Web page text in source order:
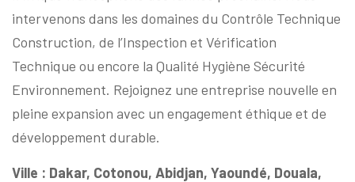
intervenons dans les domaines du Contrôle Technique
Construction, de l’Inspection et Vérification
Technique ou encore la Qualité Hygiène Sécurité
Environnement. Rejoignez une entreprise nouvelle en
pleine expansion avec un engagement éthique et de
développement durable.
Ville : Dakar, Cotonou, Abidjan, Yaoundé, Douala,